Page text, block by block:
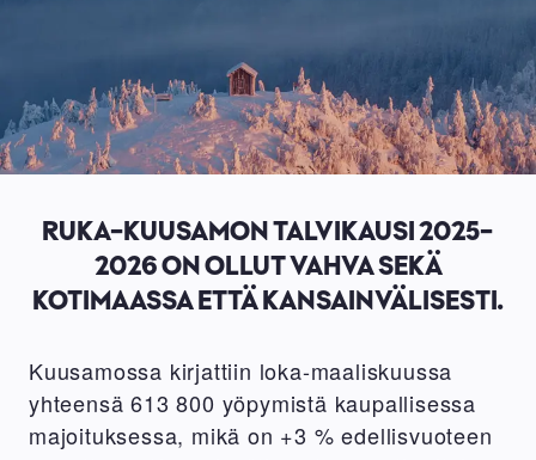
RUKA-KUUSAMON TALVIKAUSI 2025-
2026 ON OLLUT VAHVA SEKÄ
KOTIMAASSA ETTÄ KANSAINVÄLISESTI.
Kuusamossa kirjattiin loka-maaliskuussa
yhteensä 613 800 yöpymistä kaupallisessa
majoituksessa, mikä on +3 % edellisvuoteen